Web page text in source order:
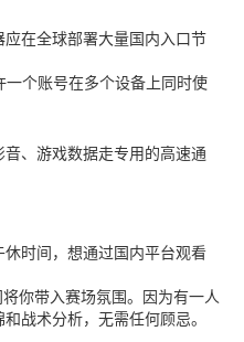
在全球部署大量国内入口节
一个账号在多个设备上同时使
、游戏数据走专用的高速通
时间，想通过国内平台观看
你带入赛场氛围。因为有一人
战术分析，无需任何顾忌。